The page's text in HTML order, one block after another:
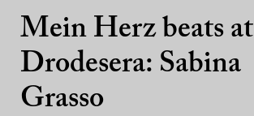
Mein Herz beats at
Drodesera: Sabina
Grasso